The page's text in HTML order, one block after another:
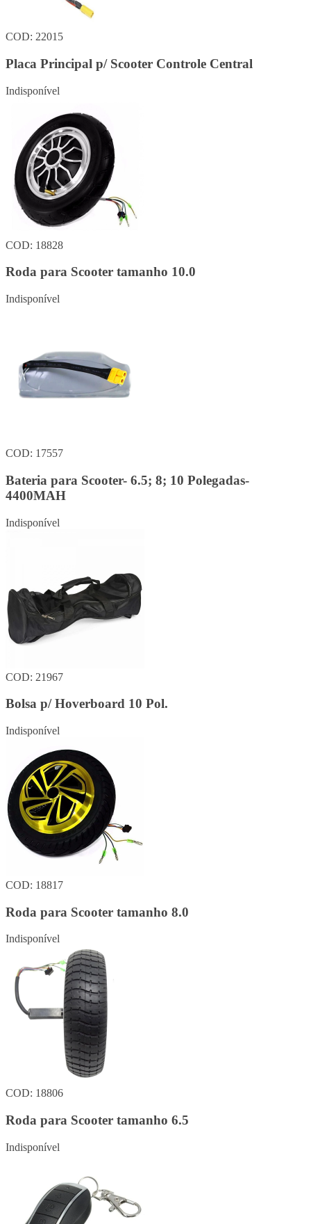
COD: 22015
Placa Principal p/ Scooter Controle Central
Indisponível
COD: 18828
Roda para Scooter tamanho 10.0
Indisponível
COD: 17557
Bateria para Scooter- 6.5; 8; 10 Polegadas-
4400MAH
Indisponível
COD: 21967
Bolsa p/ Hoverboard 10 Pol.
Indisponível
COD: 18817
Roda para Scooter tamanho 8.0
Indisponível
COD: 18806
Roda para Scooter tamanho 6.5
Indisponível